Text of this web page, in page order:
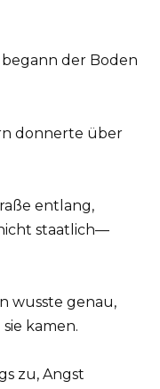
begann der Boden
donnerte über
entlang,
staatlich—
wusste genau,
kamen.
zu, Angst